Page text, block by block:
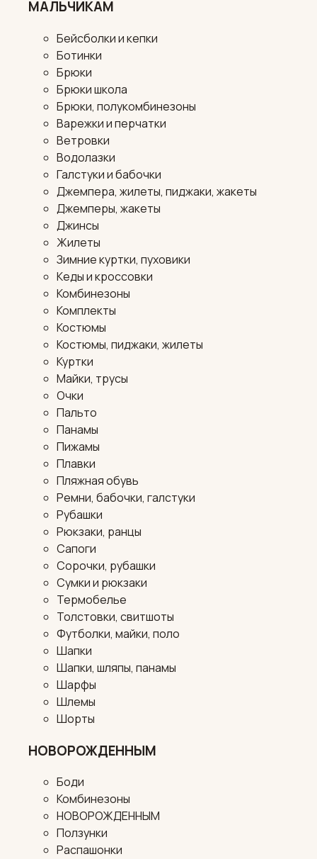
МАЛЬЧИКАМ
Бейсболки и кепки
Ботинки
Брюки
Брюки школа
Брюки, полукомбинезоны
Варежки и перчатки
Ветровки
Водолазки
Галстуки и бабочки
Джемпера, жилеты, пиджаки, жакеты
Джемперы, жакеты
Джинсы
Жилеты
Зимние куртки, пуховики
Кеды и кроссовки
Комбинезоны
Комплекты
Костюмы
Костюмы, пиджаки, жилеты
Куртки
Майки, трусы
Очки
Пальто
Панамы
Пижамы
Плавки
Пляжная обувь
Ремни, бабочки, галстуки
Рубашки
Рюкзаки, ранцы
Сапоги
Сорочки, рубашки
Сумки и рюкзаки
Термобелье
Толстовки, свитшоты
Футболки, майки, поло
Шапки
Шапки, шляпы, панамы
Шарфы
Шлемы
Шорты
НОВОРОЖДЕННЫМ
Боди
Комбинезоны
НОВОРОЖДЕННЫМ
Ползунки
Распашонки